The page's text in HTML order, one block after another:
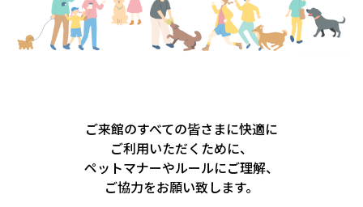
ご来館のすべての皆さまに快適に
ご利用いただくために、
ペットマナーやルールにご理解、
ご協力をお願い致します。